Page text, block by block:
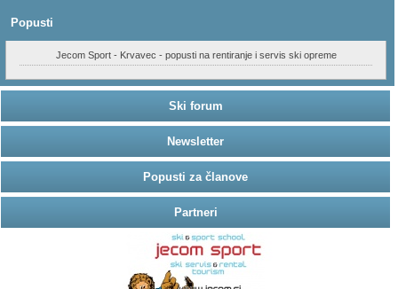
Popusti
Jecom Sport - Krvavec - popusti na rentiranje i servis ski opreme
Ski forum
Newsletter
Popusti za članove
Partneri